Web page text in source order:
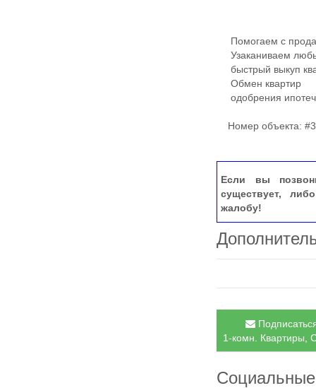
Помогаем с
Узаканиваем
быстрый выкуп
Обмен квартир
одобрения
Номер объекта:
Если вы
существует,
жалобу!
1-комн. Квартиры,